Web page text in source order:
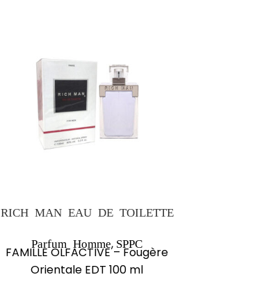
RICH MAN EAU DE TOILETTE
Parfum Homme, SPPC
FAMILLE OLFACTIVE – Fougère
Orientale EDT 100 ml